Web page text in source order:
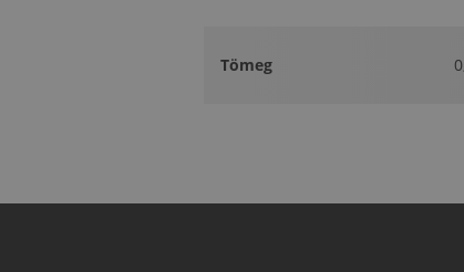
Tömeg